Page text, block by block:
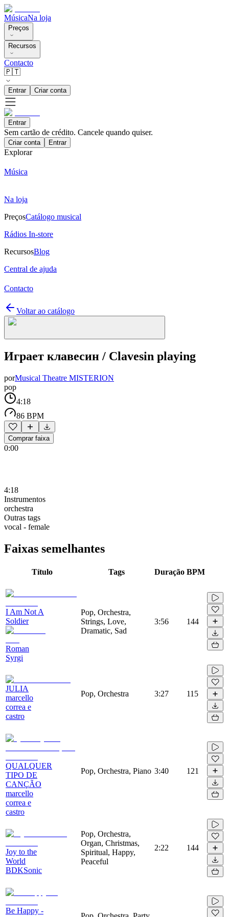
MúsicaNa loja
Preços
Recursos
Contacto
🇵🇹
Entrar Criar conta
Entrar
Sem cartão de crédito. Cancele quando quiser.
Criar conta Entrar
Explorar
Música
Na loja
PreçosCatálogo musical
Rádios In-store
RecursosBlog
Central de ajuda
Contacto
Voltar ao catálogo
Играет клавесин / Clavesin playing
porMusical Theatre MISTERION
pop
4:18
86 BPM
Comprar faixa
0:00
4:18
Instrumentos
orchestra
Outras tags
vocal - female
Faixas semelhantes
Título Tags Duração BPM
I Am Not A
Soldier
Roman
Syrgi
Pop, Orchestra,
Strings, Love,
Dramatic, Sad
3:56 144
JULIA
marcello
correa e
castro
Pop, Orchestra 3:27 115
QUALQUER
TIPO DE
CANÇÃO
marcello
correa e
castro
Pop, Orchestra, Piano 3:40 121
Joy to the
World
BDKSonic
Pop, Orchestra,
Organ, Christmas,
Spiritual, Happy,
Peaceful
2:22 144
Be Happy -